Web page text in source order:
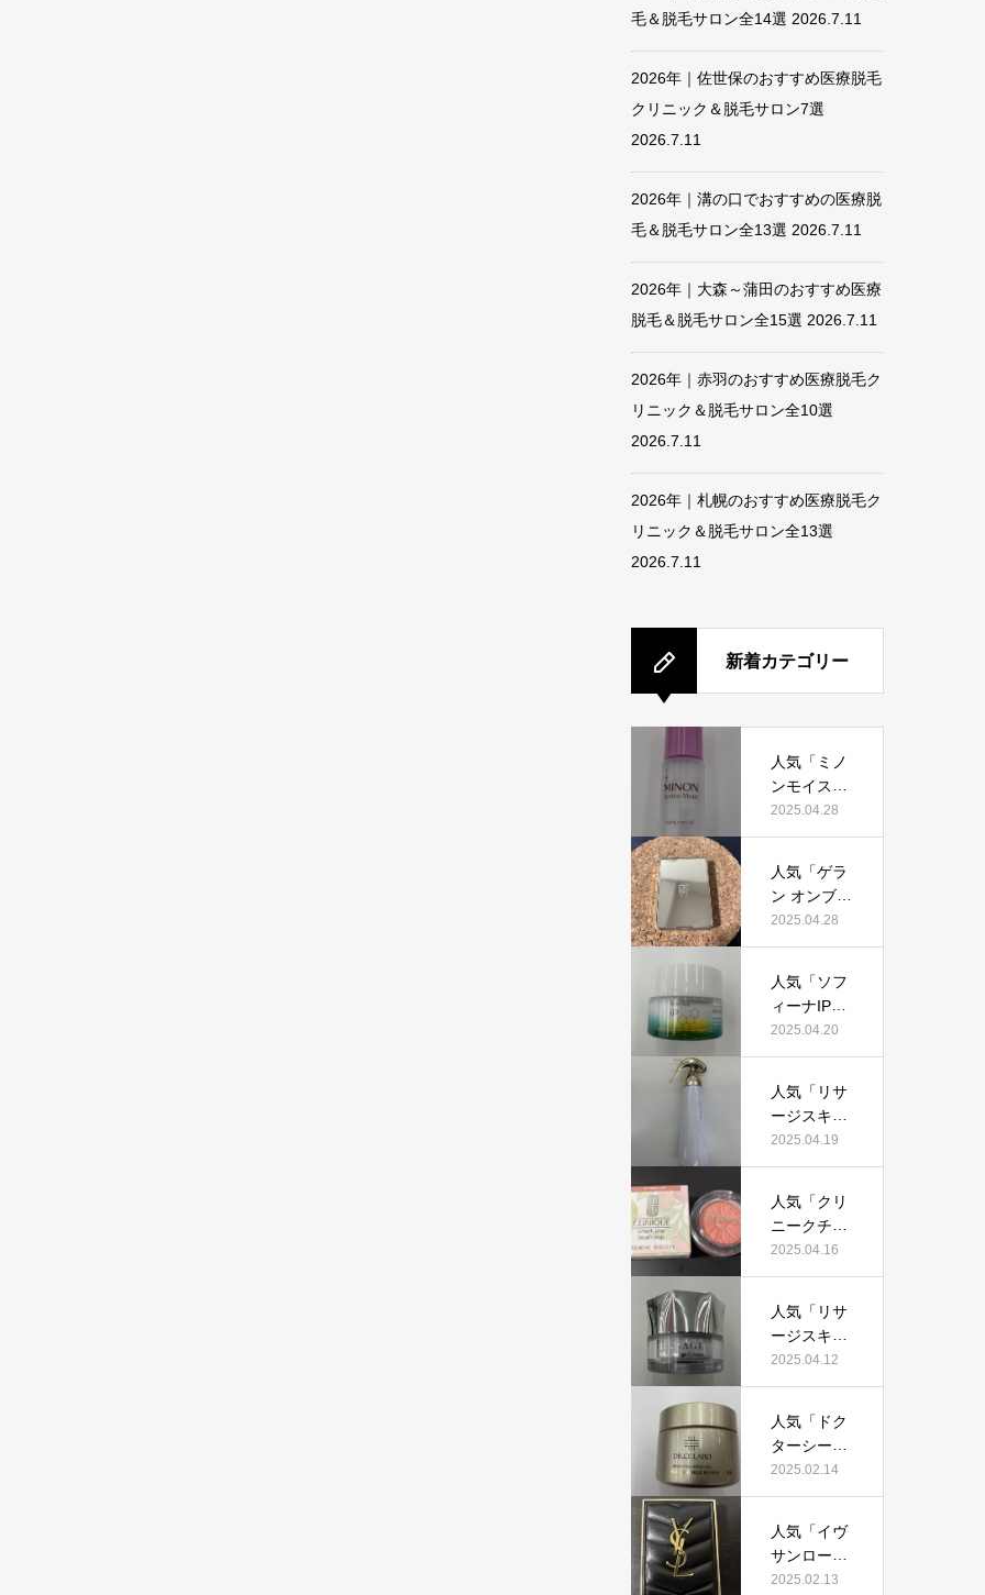
毛＆脱毛サロン全14選 2026.7.11
2026年｜佐世保のおすすめ医療脱毛
クリニック＆脱毛サロン7選
2026.7.11
2026年｜溝の口でおすすめの医療脱
毛＆脱毛サロン全13選 2026.7.11
2026年｜大森～蒲田のおすすめ医療
脱毛＆脱毛サロン全15選 2026.7.11
2026年｜赤羽のおすすめ医療脱毛ク
リニック＆脱毛サロン全10選
2026.7.11
2026年｜札幌のおすすめ医療脱毛ク
リニック＆脱毛サロン全13選
2026.7.11
新着カテゴリー
人気「ミノ
ンモイスト
エイジング
ケアオイ
当におすす
め？美容マ
ニアが実際
コミを検
証！
2025.04.28
人気「ゲラ
ン オンブル
ジェオーラ
グロウ」っ
すすめ？美
容マニアの
私が実際使
コミを検
証！
2025.04.28
人気「ソフ
ィーナIPゴ
ールデンタ
イムリペア
リーム」っ
て本当にお
すすめ？美
実際使用し
て口コミを
検証！
2025.04.20
人気「リサ
ージスキン
メインテナ
イザーD
当におすす
め？美容マ
ニアの私が
て、口コミ
を検証！
2025.04.19
人気「クリ
ニークチー
クポップ」
って本当に
美容マニア
が実際使用
して口コミ
2025.04.16
人気「リサ
ージスキン
チェンジク
リーム」っ
すすめ？美
容マニアが
実際使用し
検証！
2025.04.12
人気「ドク
ターシーラ
ボ薬用アク
アコラーゲ
リッチリン
クルリペ
ア」って本
2025.02.14
人気「イヴ
サンローラ
ン クチュー
2025.02.13